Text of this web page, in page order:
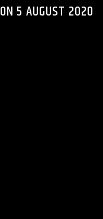
ON 5 AUGUST 2020